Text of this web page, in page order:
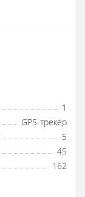
1
GPS-трекер
5
45
162